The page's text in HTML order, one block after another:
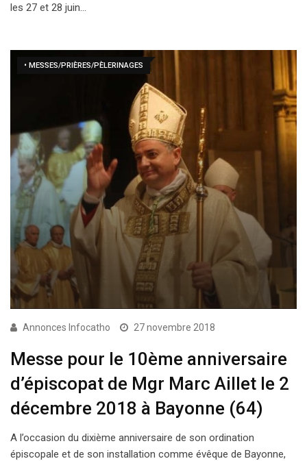
les 27 et 28 juin…
• MESSES/PRIÈRES/PÈLERINAGES
Annonces Infocatho 27 novembre 2018
Messe pour le 10ème anniversaire
d’épiscopat de Mgr Marc Aillet le 2
décembre 2018 à Bayonne (64)
A l’occasion du dixième anniversaire de son ordination
épiscopale et de son installation comme évêque de Bayonne,